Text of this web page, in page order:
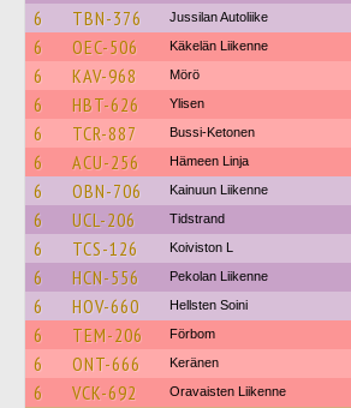
6 TBN-376 Jussilan Autoliike
6 OEC-506 Käkelän Liikenne
6 KAV-968 Mörö
6 HBT-626 Ylisen
6 TCR-887 Bussi-Ketonen
6 ACU-256 Hämeen Linja
6 OBN-706 Kainuun Liikenne
6 UCL-206 Tidstrand
6 TCS-126 Koiviston L
6 HCN-556 Pekolan Liikenne
6 HOV-660 Hellsten Soini
6 TEM-206 Förbom
6 ONT-666 Keränen
6 VCK-692 Oravaisten Liikenne